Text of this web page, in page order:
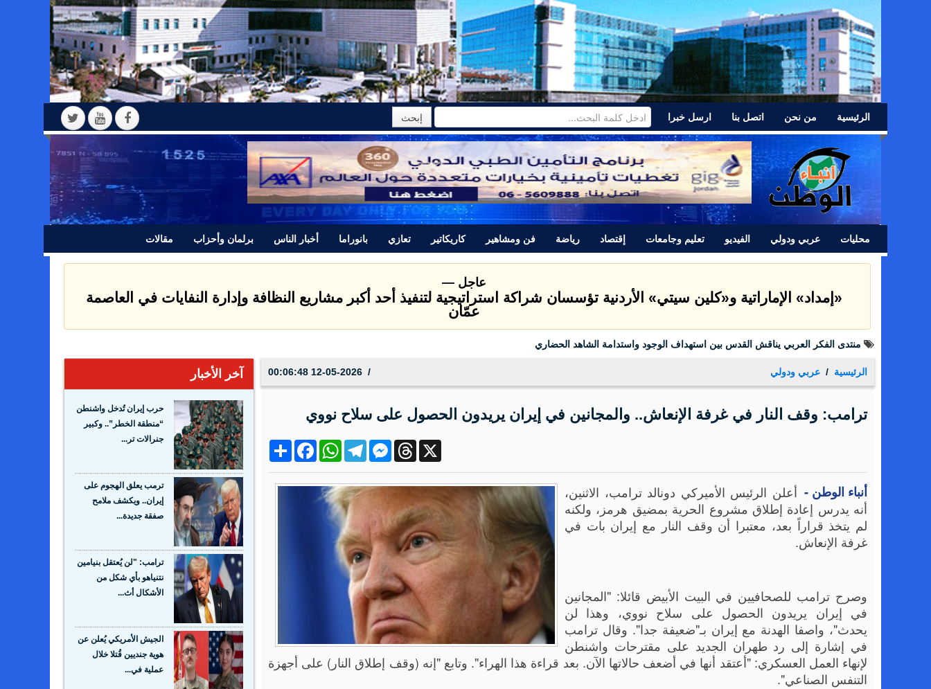
الرئيسية من نحن اتصل بنا ارسل خبرا
محليات عربي ودولي الفيديو تعليم وجامعات إقتصاد رياضة فن ومشاهير كاريكاتير تعازي بانوراما أخبار الناس برلمان وأحزاب مقالات
منتدى الفكر العربي يناقش القدس بين استهداف الوجود واستدامة الشاهد الحضاري
الرئيسية عربي ودولي 12-05-2026 00:06:48
ترامب: وقف النار في غرفة الإنعاش.. والمجانين في إيران يريدون الحصول على سلاح نووي
ShareFacebookWhatsAppTelegramMessengerThreads X
أنباء الوطن - أعلن الرئيس الأميركي دونالد ترامب، الاثنين،
أنه يدرس إعادة إطلاق مشروع الحرية بمضيق هرمز، ولكنه
لم يتخذ قراراً بعد، معتبرا أن وقف النار مع إيران بات في
غرفة الإنعاش.
وصرح ترامب للصحافيين في البيت الأبيض قائلا: "المجانين
في إيران يريدون الحصول على سلاح نووي، وهذا لن
يحدث"، واصفا الهدنة مع إيران بـ"ضعيفة جدا". وقال ترامب
في إشارة إلى رد طهران الجديد على مقترحات واشنطن
لإنهاء العمل العسكري: "أعتقد أنها في أضعف حالاتها الآن. بعد قراءة هذا الهراء". وتابع "إنه (وقف إطلاق النار) على أجهزة
التنفس الصناعي".
آخر الأخبار
حرب إيران تُدخل واشنطن
“منطقة الخطر”.. وكبير
جنرالات تر...
ترمب يعلق الهجوم على
إيران.. ويكشف ملامح
صفقة جديدة...
ترامب: "لن يُعتقل بنيامين
نتنياهو بأي شكل من
الأشكال أث...
الجيش الأمريكي يُعلن عن
هوية جنديين قُتلا خلال
عملية في...